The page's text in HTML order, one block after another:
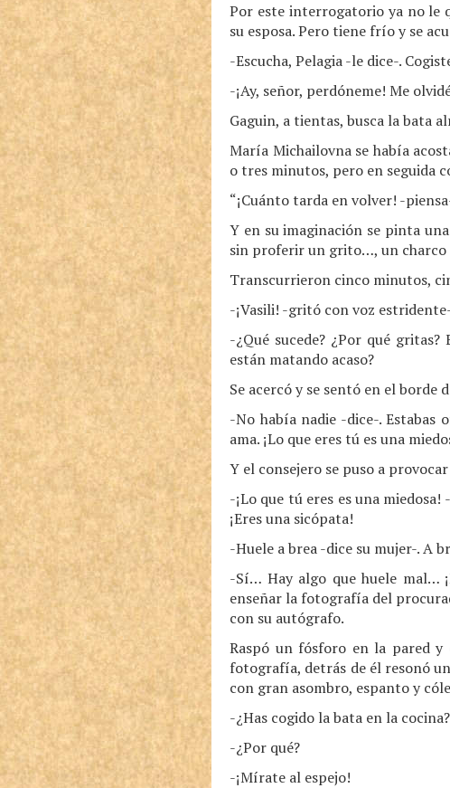
Por este interrogatorio ya no le
su esposa. Pero tiene frío y se
-Escucha, Pelagia -le dice-.
-¡Ay, señor, perdóneme! Me
Gaguin, a tientas, busca la bata
María Michailovna se había
o tres minutos, pero en seguida
“¡Cuánto tarda en volver! -
Y en su imaginación se pinta
sin proferir un grito…, un charco
Transcurrieron cinco minutos,
-¡Vasili! -gritó con voz
-¿Qué sucede? ¿Por qué
están matando acaso?
Se acercó y se sentó en el borde
-No había nadie -dice-. Estabas
ama. ¡Lo que eres tú es una
Y el consejero se puso a
-¡Lo que tú eres es una
¡Eres una sicópata!
-Huele a brea -dice su mujer-. A
-Sí… Hay algo que huele mal…
enseñar la fotografía del
con su autógrafo.
Raspó un fósforo en la pared y
fotografía, detrás de él resonó
con gran asombro, espanto y
-¿Has cogido la bata en la
-¿Por qué?
-¡Mírate al espejo!